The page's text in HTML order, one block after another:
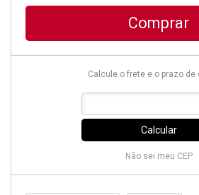
Comprar
Calcule o frete e o prazo de
Calcular
Não sei meu CEP